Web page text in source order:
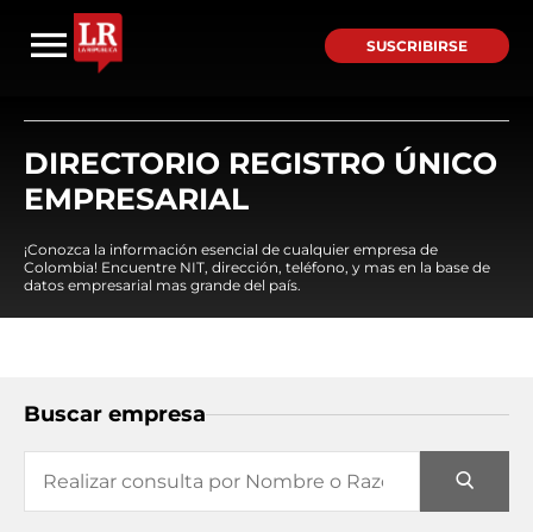
SUSCRIBIRSE
DIRECTORIO REGISTRO ÚNICO
EMPRESARIAL
¡Conozca la información esencial de cualquier empresa de
Colombia! Encuentre NIT, dirección, teléfono, y mas en la base de
datos empresarial mas grande del país.
Buscar empresa